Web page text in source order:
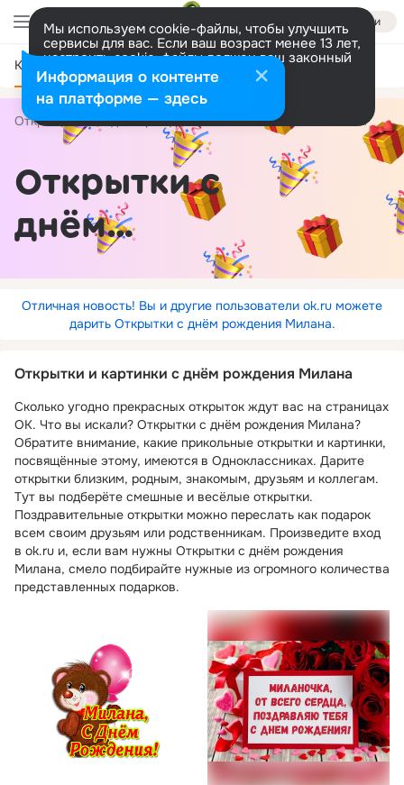
Войти
Мы используем cookie-файлы, чтобы улучшить
сервисы для вас. Если ваш возраст менее 13 лет,
настроить cookie-файлы должен ваш законный
представитель. Больше информации
Разрешить все Настроить
Категории
Открытки С днём рождения по именам Милана
Открытки с
днём
рождения
Милана
Отличная новость! Вы и другие пользователи ok.ru можете
дарить Открытки с днём рождения Милана.
Открытки и картинки с днём рождения Милана
Сколько угодно прекрасных открыток ждут вас на страницах
ОК. Что вы искали? Открытки с днём рождения Милана?
Обратите внимание, какие прикольные открытки и картинки,
посвящённые этому, имеются в Одноклассниках. Дарите
открытки близким, родным, знакомым, друзьям и коллегам.
Тут вы подберёте смешные и весёлые открытки.
Поздравительные открытки можно переслать как подарок
всем своим друзьям или родственникам. Произведите вход
в ok.ru и, если вам нужны Открытки с днём рождения
Милана, смело подбирайте нужные из огромного количества
представленных подарков.
Информация о контенте
на платформе — здесь